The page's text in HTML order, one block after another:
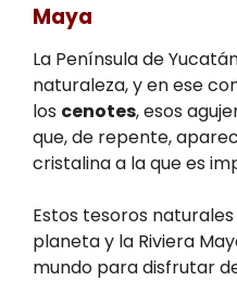
Maya
La Península de
naturaleza, y en ese
los cenotes, esos
que, de repente,
cristalina a la que es
Estos tesoros
planeta y la Riviera
mundo para disfrutar